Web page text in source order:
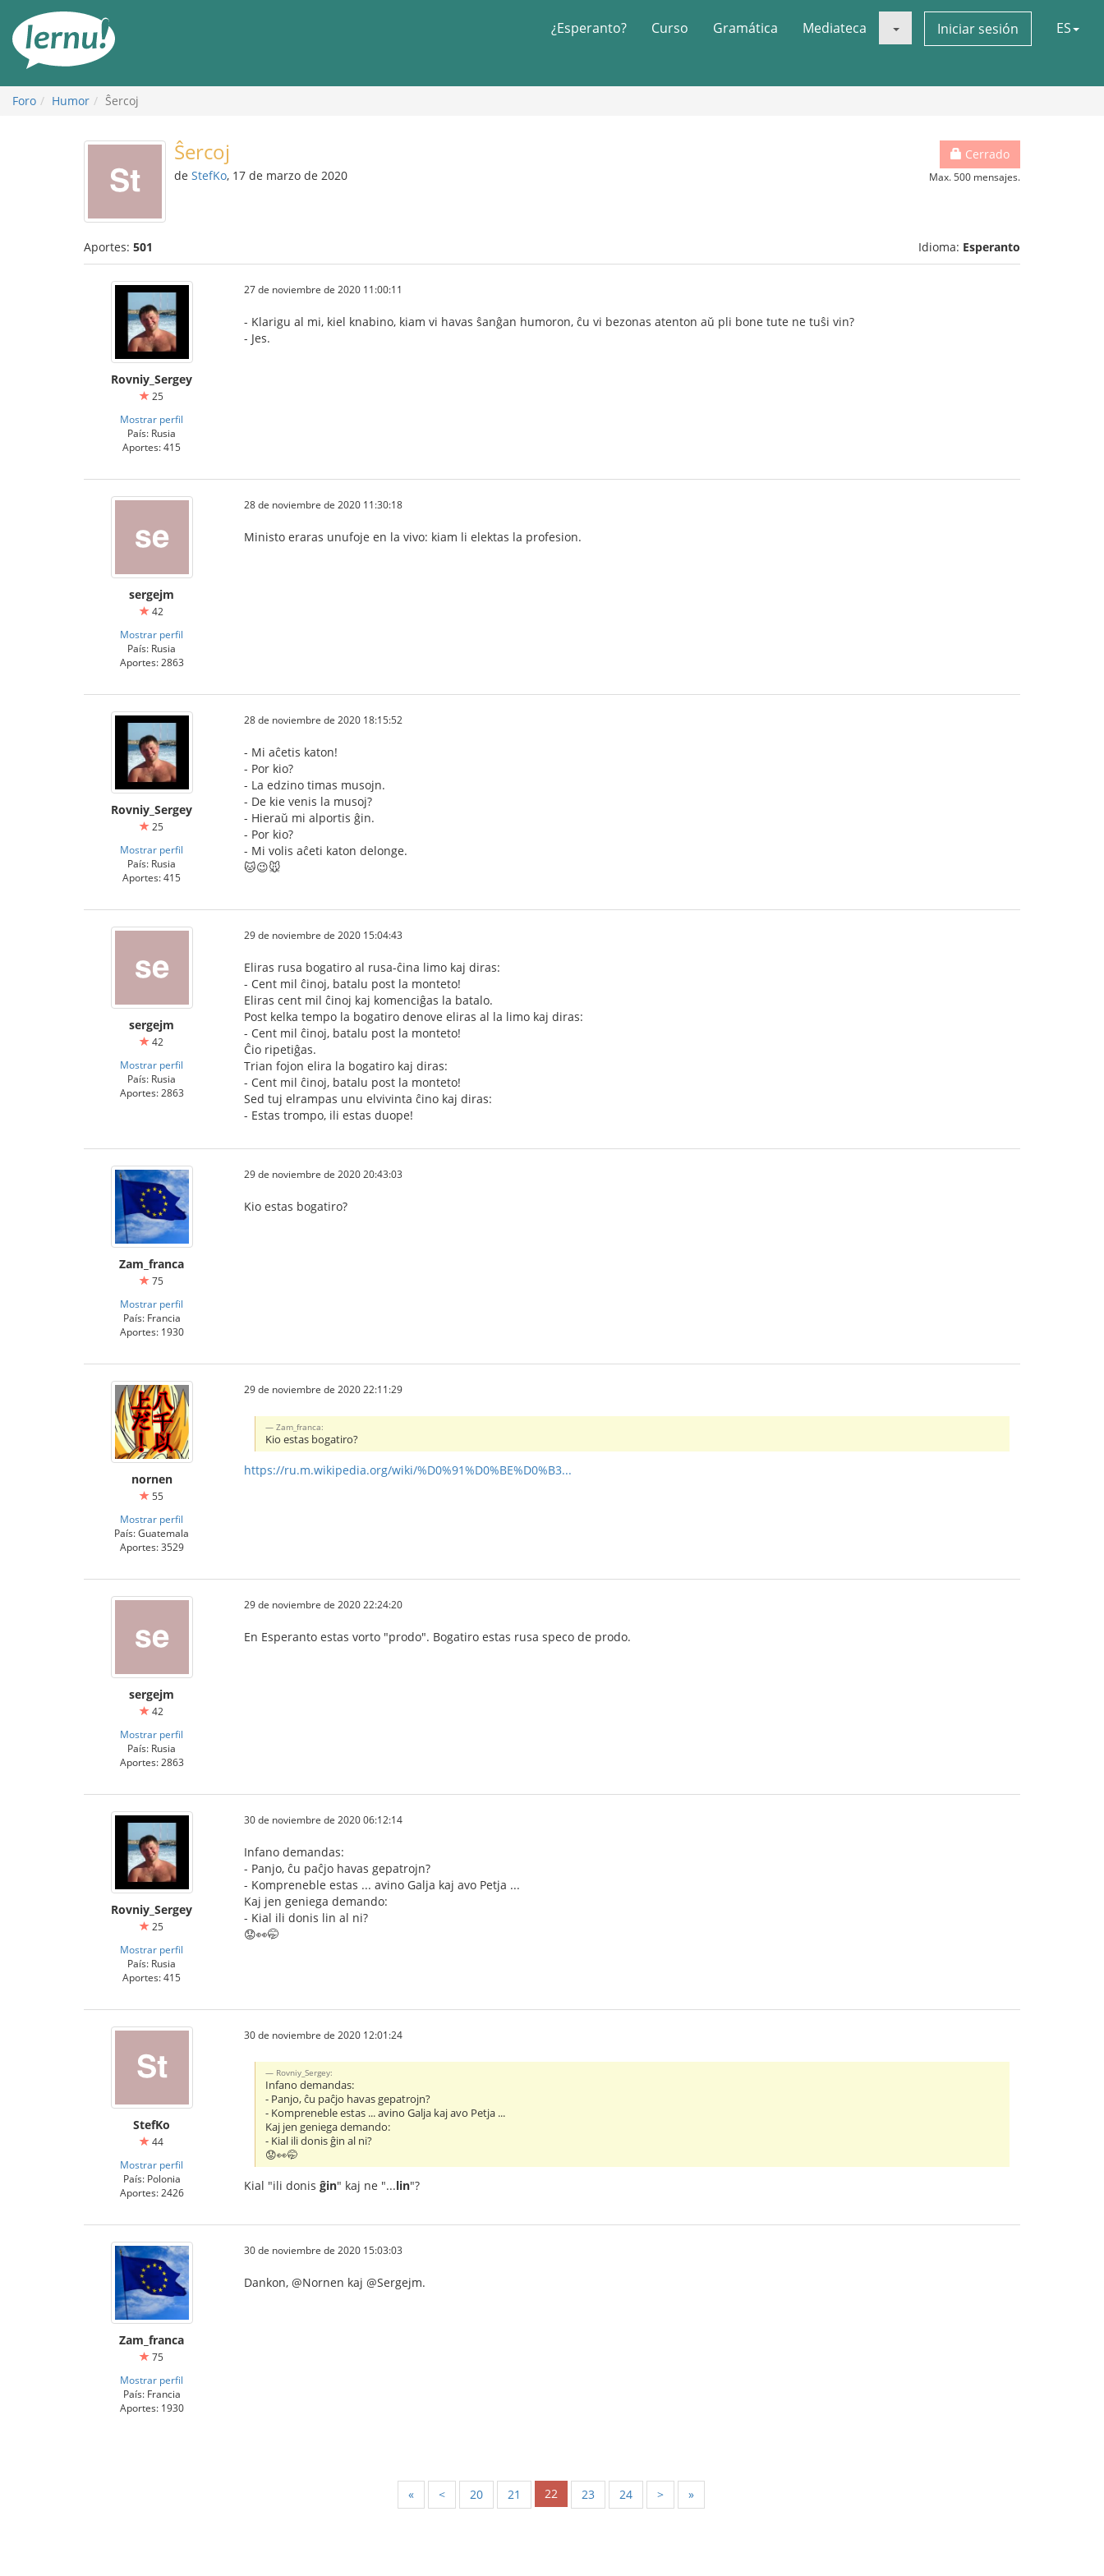
¿Esperanto? Curso Gramática Mediateca Iniciar sesión ES
Foro Humor Ŝercoj
Cerrado
Max. 500 mensajes.
Ŝercoj
de StefKo, 17 de marzo de 2020
Aportes: 501 Idioma: Esperanto
Rovniy_Sergey
25
Mostrar perfil
País: Rusia
Aportes: 415
27 de noviembre de 2020 11:00:11
- Klarigu al mi, kiel knabino, kiam vi havas ŝanĝan humoron, ĉu vi bezonas atenton aŭ pli bone tute ne tuŝi vin?
- Jes.
sergejm
42
Mostrar perfil
País: Rusia
Aportes: 2863
28 de noviembre de 2020 11:30:18
Ministo eraras unufoje en la vivo: kiam li elektas la profesion.
Rovniy_Sergey
25
Mostrar perfil
País: Rusia
Aportes: 415
28 de noviembre de 2020 18:15:52
- Mi aĉetis katon!
- Por kio?
- La edzino timas musojn.
- De kie venis la musoj?
- Hieraŭ mi alportis ĝin.
- Por kio?
- Mi volis aĉeti katon delonge.
🐱😉🐭
sergejm
42
Mostrar perfil
País: Rusia
Aportes: 2863
29 de noviembre de 2020 15:04:43
Eliras rusa bogatiro al rusa-ĉina limo kaj diras:
- Cent mil ĉinoj, batalu post la monteto!
Eliras cent mil ĉinoj kaj komenciĝas la batalo.
Post kelka tempo la bogatiro denove eliras al la limo kaj diras:
- Cent mil ĉinoj, batalu post la monteto!
Ĉio ripetiĝas.
Trian fojon elira la bogatiro kaj diras:
- Cent mil ĉinoj, batalu post la monteto!
Sed tuj elrampas unu elvivinta ĉino kaj diras:
- Estas trompo, ili estas duope!
Zam_franca
75
Mostrar perfil
País: Francia
Aportes: 1930
29 de noviembre de 2020 20:43:03
Kio estas bogatiro?
nornen
55
Mostrar perfil
País: Guatemala
Aportes: 3529
29 de noviembre de 2020 22:11:29
Zam_franca:
Kio estas bogatiro?
https://ru.m.wikipedia.org/wiki/%D0%91%D0%BE%D0%B3...
sergejm
42
Mostrar perfil
País: Rusia
Aportes: 2863
29 de noviembre de 2020 22:24:20
En Esperanto estas vorto "prodo". Bogatiro estas rusa speco de prodo.
Rovniy_Sergey
25
Mostrar perfil
País: Rusia
Aportes: 415
30 de noviembre de 2020 06:12:14
Infano demandas:
- Panjo, ĉu paĉjo havas gepatrojn?
- Kompreneble estas ... avino Galja kaj avo Petja ...
Kaj jen geniega demando:
- Kial ili donis lin al ni?
😟👀🤭
StefKo
44
Mostrar perfil
País: Polonia
Aportes: 2426
30 de noviembre de 2020 12:01:24
Rovniy_Sergey:
Infano demandas:
- Panjo, ĉu paĉjo havas gepatrojn?
- Kompreneble estas ... avino Galja kaj avo Petja ...
Kaj jen geniega demando:
- Kial ili donis ĝin al ni?
😟👀🤭
Kial "ili donis ĝin" kaj ne "...lin"?
Zam_franca
75
Mostrar perfil
País: Francia
Aportes: 1930
30 de noviembre de 2020 15:03:03
Dankon, @Nornen kaj @Sergejm.
« < 20 21 22 23 24 > »